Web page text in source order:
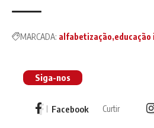
MARCADA: alfabetização educação
Siga-nos
Facebook Curtir